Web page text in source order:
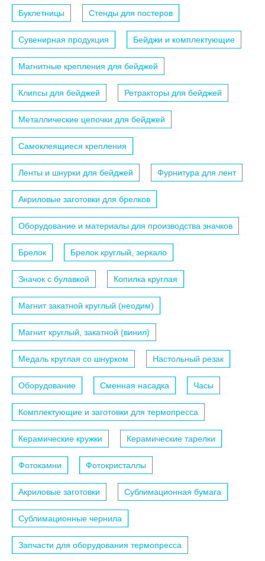
Буклетницы Стенды для постеров
Сувенирная продукция Бейджи и комплектующие
Магнитные крепления для бейджей
Клипсы для бейджей Ретракторы для бейджей
Металлические цепочки для бейджей
Самоклеящиеся крепления
Ленты и шнурки для бейджей Фурнитура для лент
Акриловые заготовки для брелков
Оборудование и материалы для производства значков
Брелок Брелок круглый, зеркало
Значок с булавкой Копилка круглая
Магнит закатной круглый (неодим)
Магнит круглый, закатной (винил)
Медаль круглая со шнурком Настольный резак
Оборудование Сменная насадка Часы
Комплектующие и заготовки для термопресса
Керамические кружки Керамические тарелки
Фотокамни Фотокристаллы
Акриловые заготовки Сублимационная бумага
Сублимационные чернила
Запчасти для оборудования термопресса